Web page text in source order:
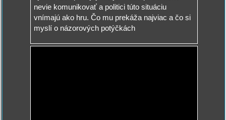
nevie komunikovať a politici túto situáciu
vnímajú ako hru. Čo mu prekáža najviac a čo si
myslí o názorových potýčkách